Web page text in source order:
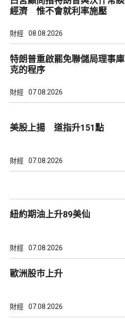
經濟 惟不會就利率施壓
財經 08.08.2026
特朗普重啟罷免聯儲局理事庫
克的程序
財經 07.08.2026
美股上揚 道指升151點
財經 07.08.2026
紐約期油上升89美仙
財經 07.08.2026
歐洲股巿上升
財經 07.08.2026